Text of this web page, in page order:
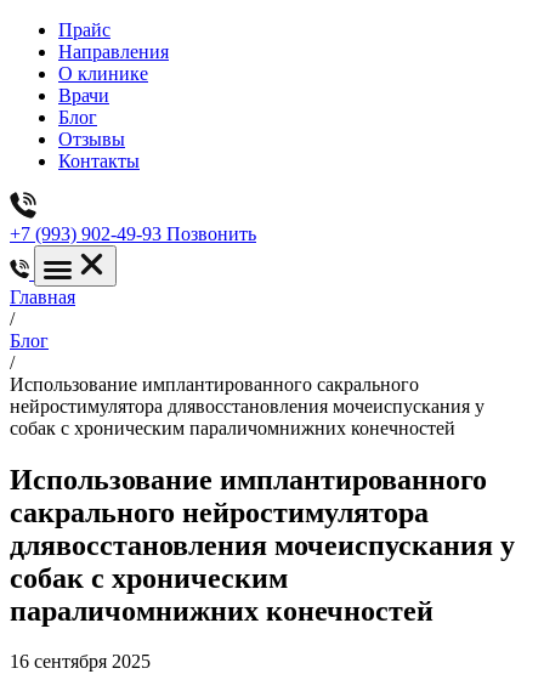
Прайс
Направления
О клинике
Врачи
Блог
Отзывы
Контакты
+7 (993) 902-49-93 Позвонить
Главная
/
Блог
/
Использование имплантированного сакрального
нейростимулятора длявосстановления мочеиспускания у
собак с хроническим параличомнижних конечностей
Использование имплантированного
сакрального нейростимулятора
длявосстановления мочеиспускания у
собак с хроническим
параличомнижних конечностей
16 сентября 2025